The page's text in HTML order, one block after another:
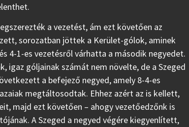
a vezetést, ám ezt követően az
sorozatban jöttek a Kerület-gólok, aminek
4-1-es vezetésről várhatta a második negyedet.
góljainak számát nem növelte, de a Szeged
a befejező negyed, amely 8-4-es
megtáltosodtak. Ehhez azért az is kellett,
majd ezt követően – ahogy vezetőedzőnk is
A Szeged a negyed végére kiegyenlített,